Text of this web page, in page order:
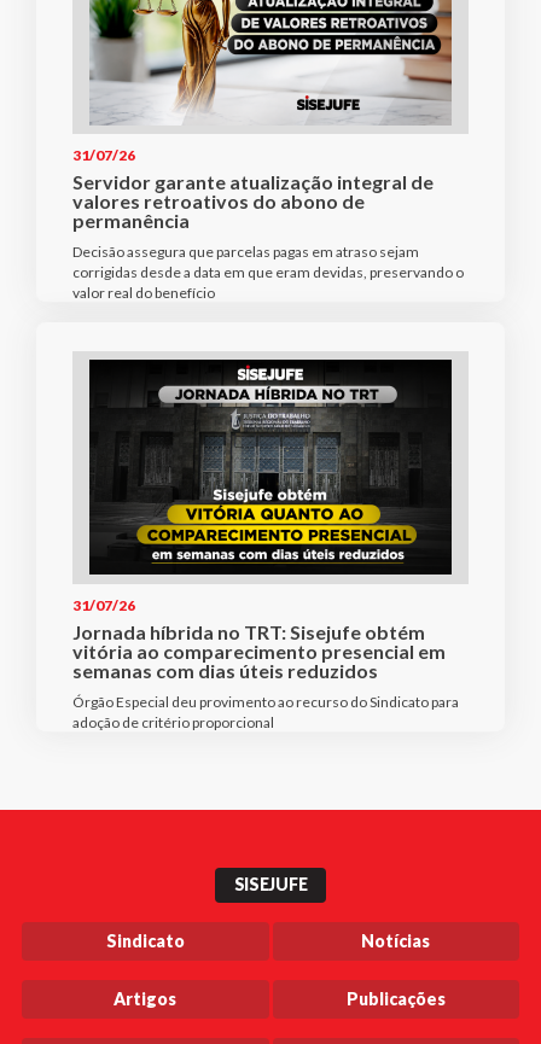
31/07/26
Servidor garante atualização integral de
valores retroativos do abono de
permanência
Decisão assegura que parcelas pagas em atraso sejam
corrigidas desde a data em que eram devidas, preservando o
valor real do benefício
31/07/26
Jornada híbrida no TRT: Sisejufe obtém
vitória ao comparecimento presencial em
semanas com dias úteis reduzidos
Órgão Especial deu provimento ao recurso do Sindicato para
adoção de critério proporcional
SISEJUFE
Sindicato Notícias
Artigos Publicações